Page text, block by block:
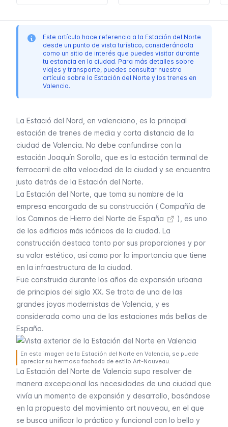
Este artículo hace referencia a la Estación del Norte
desde un punto de vista turístico, considerándola
como un sitio de interés que puedes visitar durante
tu estancia en la ciudad. Para más detalles sobre
viajes y transporte, puedes consultar nuestro
artículo sobre la Estación del Norte y los trenes en
Valencia.
La Estació del Nord , en valenciano, es la principal
estación de trenes de media y corta distancia de la
ciudad de Valencia. No debe confundirse con la
estación Joaquín Sorolla, que es la estación terminal de
ferrocarril de alta velocidad de la ciudad y se encuentra
justo detrás de la Estación del Norte.
La Estación del Norte, que toma su nombre de la
empresa encargada de su construcción ( Compañía de
los Caminos de Hierro del Norte de España
), es uno
de los edificios más icónicos de la ciudad. La
construcción destaca tanto por sus proporciones y por
su valor estético, así como por la importancia que tiene
en la infraestructura de la ciudad.
Fue construida durante los años de expansión urbana
de principios del siglo XX. Se trata de una de las
grandes joyas modernistas de Valencia, y es
considerada como una de las estaciones más bellas de
España.
En esta imagen de la Estación del Norte en Valencia, se puede
apreciar su hermosa fachada de estilo Art-Nouveau.
La Estación del Norte de Valencia supo resolver de
manera excepcional las necesidades de una ciudad que
vivía un momento de expansión y desarrollo, basándose
en la propuesta del movimiento art nouveau , en el que
se busca unificar lo práctico y funcional con lo bello y